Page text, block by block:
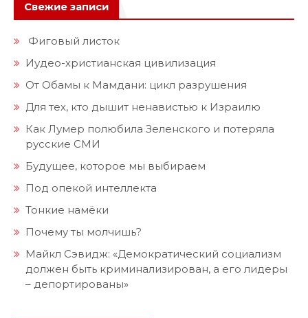
Свежие записи
Фиговый листок
Иудео-христианская цивилизация
От Обамы к Мамдани: цикл разрушения
Для тех, кто дышит ненавистью к Израилю
Как Лумер полюбила Зеленского и потеряла
русские СМИ
Будущее, которое мы выбираем
Под опекой интеллекта
Тонкие намёки
Почему ты молчишь?
Майкл Сэвидж: «Демократический социализм
должен быть криминализирован, а его лидеры
– депортированы»